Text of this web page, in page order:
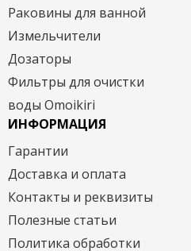
Раковины для ванной
Измельчители
Дозаторы
Фильтры для очистки
воды Omoikiri
ИНФОРМАЦИЯ
Гарантии
Доставка и оплата
Контакты и реквизиты
Полезные статьи
Политика обработки